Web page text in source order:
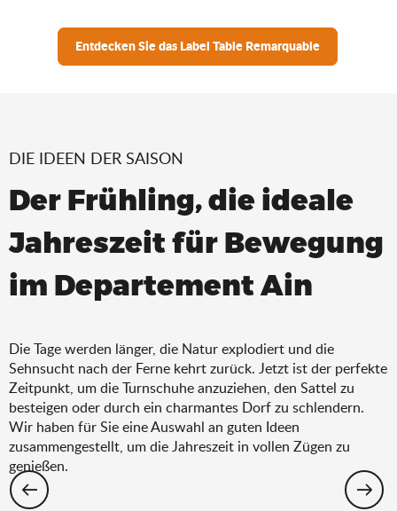
Entdecken Sie das Label Table Remarquable
DIE IDEEN DER SAISON
Der Frühling, die ideale
Jahreszeit für Bewegung
im Departement Ain
Die Tage werden länger, die Natur explodiert und die
Sehnsucht nach der Ferne kehrt zurück. Jetzt ist der perfekte
Zeitpunkt, um die Turnschuhe anzuziehen, den Sattel zu
besteigen oder durch ein charmantes Dorf zu schlendern.
Wir haben für Sie eine Auswahl an guten Ideen
zusammengestellt, um die Jahreszeit in vollen Zügen zu
genießen.
Wandern: Die Auswahl für den Frühling